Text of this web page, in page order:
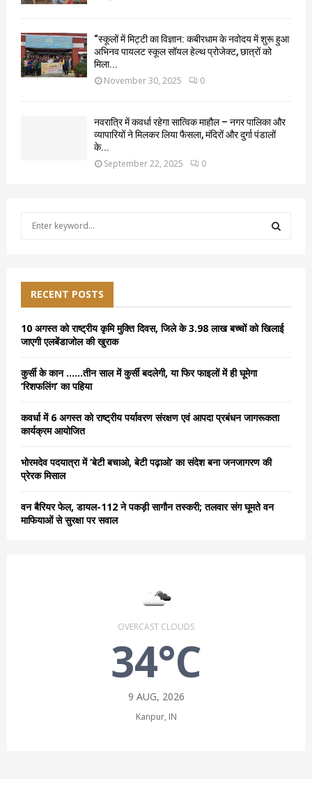
“स्कूलों में मिट्टी का विज्ञान: कबीरधाम के नवोदय में शुरू हुआ
अभिनव पायलट स्कूल सॉयल हेल्थ प्रोजेक्ट, छात्रों को
मिला...
November 30, 2025 0
नवरात्रि में कवर्धा रहेगा सात्विक माहौल – नगर पालिका और
व्यापारियों ने मिलकर लिया फैसला, मंदिरों और दुर्गा पंडालों
के...
September 22, 2025 0
f
o
r
RECENT POSTS
10 अगस्त को राष्ट्रीय कृमि मुक्ति दिवस, जिले के 3.98 लाख बच्चों को खिलाई
जाएगी एलबेंडाजोल की खुराक
कुर्सी के कान ……तीन साल में कुर्सी बदलेगी, या फिर फाइलों में ही घूमेगा
‘रिशफलिंग’ का पहिया
कवर्धा में 6 अगस्त को राष्ट्रीय पर्यावरण संरक्षण एवं आपदा प्रबंधन जागरूकता
कार्यक्रम आयोजित
भोरमदेव पदयात्रा में ‘बेटी बचाओ, बेटी पढ़ाओ’ का संदेश बना जनजागरण की
प्रेरक मिसाल
वन बैरियर फेल, डायल-112 ने पकड़ी सागौन तस्करी; तलवार संग घूमते वन
माफियाओं से सुरक्षा पर सवाल
OVERCAST CLOUDS
34°C
9 AUG, 2026
Kanpur, IN